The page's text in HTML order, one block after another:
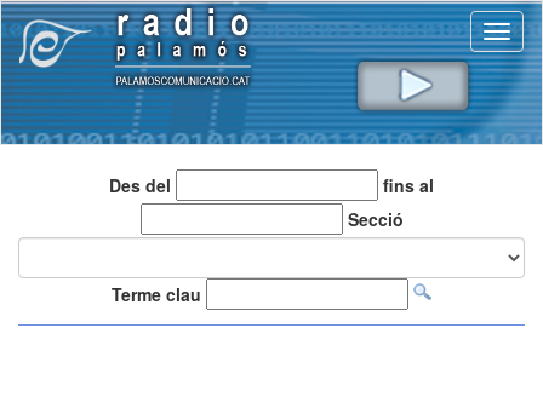
Des del
fins al
Secció
Terme clau